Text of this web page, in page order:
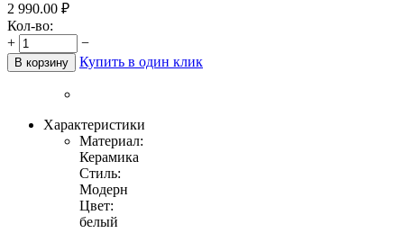
2 990.00 ₽
Кол-во:
+
−
В корзину Купить в один клик
Характеристики
Материал:
Керамика
Стиль:
Модерн
Цвет:
белый